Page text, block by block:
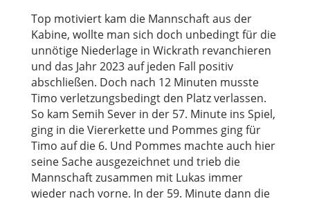
Top motiviert kam die Mannschaft aus der
Kabine, wollte man sich doch unbedingt für die
unnötige Niederlage in Wickrath revanchieren
und das Jahr 2023 auf jeden Fall positiv
abschließen. Doch nach 12 Minuten musste
Timo verletzungsbedingt den Platz verlassen.
So kam Semih Sever in der 57. Minute ins Spiel,
ging in die Viererkette und Pommes ging für
Timo auf die 6. Und Pommes machte auch hier
seine Sache ausgezeichnet und trieb die
Mannschaft zusammen mit Lukas immer
wieder nach vorne. In der 59. Minute dann die